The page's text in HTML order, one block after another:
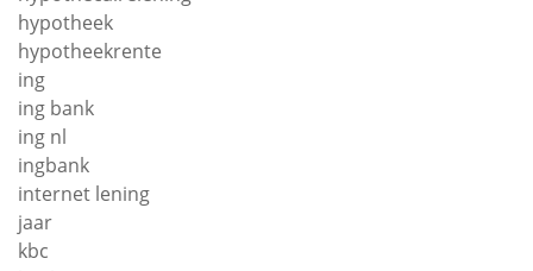
hypotheek
hypotheekrente
ing
ing bank
ing nl
ingbank
internet lening
jaar
kbc